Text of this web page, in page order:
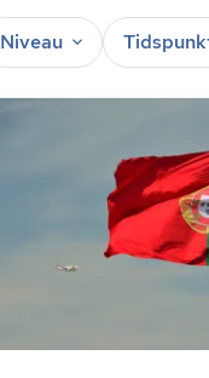
Niveau